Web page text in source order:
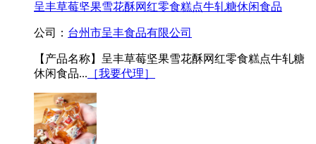
呈丰草莓坚果雪花酥网红零食糕点牛轧糖休闲食品
公司： 台州市呈丰食品有限公司
【产品名称】呈丰草莓坚果雪花酥网红零食糕点牛轧糖
休闲食品... ［我要代理］